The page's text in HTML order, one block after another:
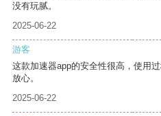
没有玩腻。
2025-06-22
游客
这款加速器app的安全性很高，使用
放心。
2025-06-22